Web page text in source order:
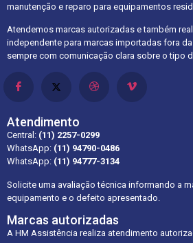
manutenção e reparo para equipamentos
Atendemos marcas autorizadas e também
independente para marcas importadas fora
sempre com comunicação clara sobre o tipo
Atendimento
Central: (11) 2257-0299
WhatsApp: (11) 94790-0486
WhatsApp: (11) 94777-3134
Solicite uma avaliação técnica informando a
equipamento e o defeito apresentado.
Marcas autorizadas
A HM Assistência realiza atendimento